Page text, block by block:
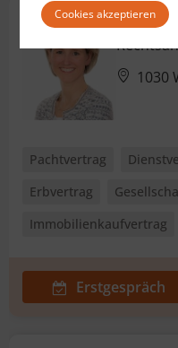
Dr.
1030
Pachtvertrag
Erbvertrag
Immobilienkaufvertrag
Erstgespräch
Cookies akzeptieren